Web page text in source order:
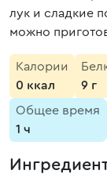
лук и сладкие
можно
Калории
0 ккал
9 г
Общее время
1 ч